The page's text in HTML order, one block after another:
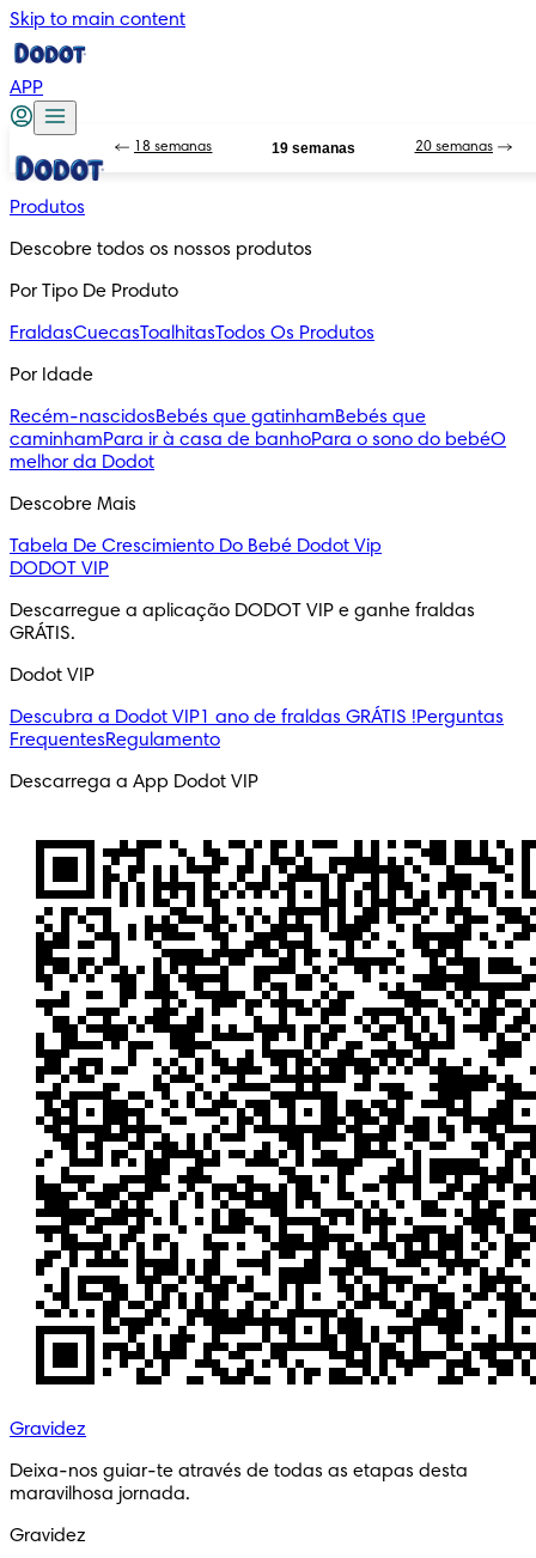
Skip to main content
APP
Produtos
Descobre todos os nossos produtos
Por Tipo De Produto
FraldasCuecasToalhitasTodos Os Produtos
Por Idade
Recém-nascidosBebés que gatinhamBebés que
caminhamPara ir à casa de banhoPara o sono do bebéO
melhor da Dodot
Descobre Mais
Tabela De Crescimiento Do Bebé Dodot Vip
DODOT VIP
Descarregue a aplicação DODOT VIP e ganhe fraldas
GRÁTIS.
Dodot VIP
Descubra a Dodot VIP1 ano de fraldas GRÁTIS !Perguntas
FrequentesRegulamento
Descarrega a App Dodot VIP
Gravidez
Deixa-nos guiar-te através de todas as etapas desta
maravilhosa jornada.
Gravidez
18 semanas 19 semanas 20 semanas